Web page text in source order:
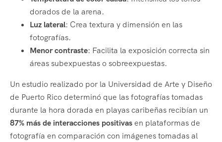
dorados de la arena.
Luz lateral: Crea textura y dimensión en las
fotografías.
Menor contraste: Facilita la exposición correcta sin
áreas subexpuestas o sobreexpuestas.
Un estudio realizado por la Universidad de Arte y Diseño
de Puerto Rico determinó que las fotografías tomadas
durante la hora dorada en playas caribeñas recibían un
87% más de interacciones positivasen plataformas de
fotografía en comparación con imágenes tomadas al